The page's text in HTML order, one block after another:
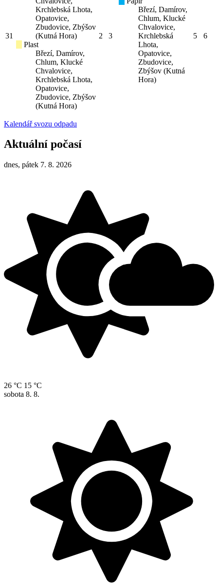
31
Krchlebská Lhota,
Opatovice,
Zbudovice, Zbýšov
(Kutná Hora)
Plast
Březí, Damírov,
Chlum, Klucké
Chvalovice,
Krchlebská Lhota,
Opatovice,
Zbudovice, Zbýšov
(Kutná Hora)
2 3
Březí, Damírov,
Chlum, Klucké
Chvalovice,
Krchlebská
Lhota,
Opatovice,
Zbudovice,
Zbýšov (Kutná
Hora)
5 6
Kalendář svozu odpadu
Aktuální počasí
dnes, pátek 7. 8. 2026
26 °C 15 °C
sobota 8. 8.